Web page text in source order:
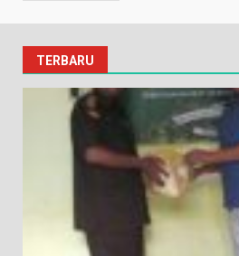
TERBARU